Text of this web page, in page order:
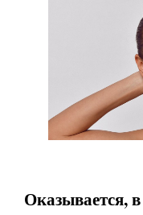
Оказывается,